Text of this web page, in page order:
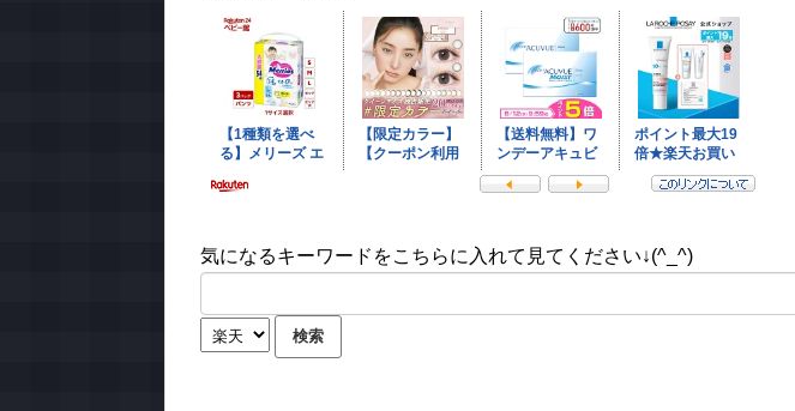
気になるキーワードをこちらに入れて見てください↓(^_^)